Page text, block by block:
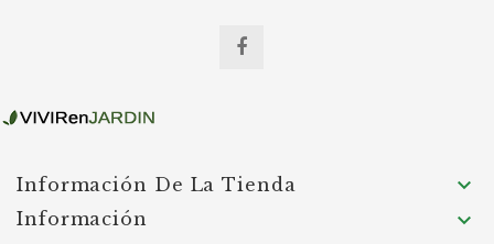
Información De La Tienda 
Información 